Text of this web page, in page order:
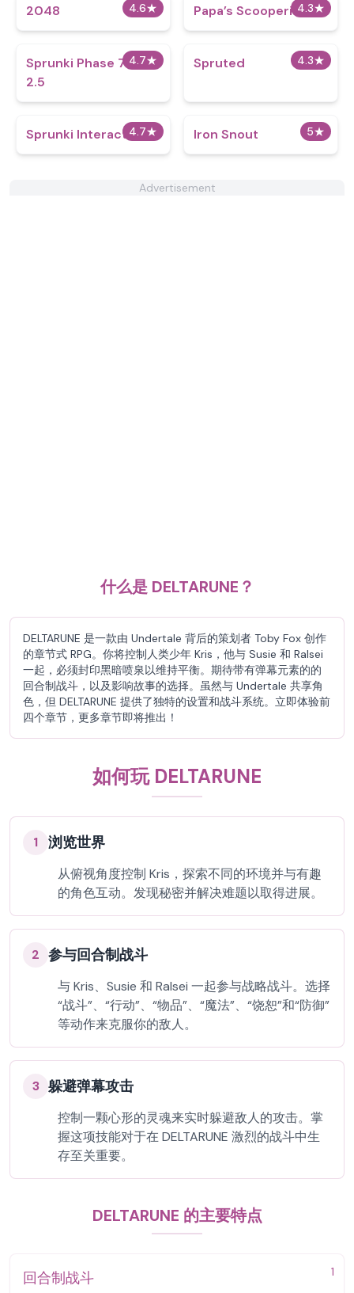
4.6★
2048 4.3★
​Papa’s Scooperia
4.7★
Sprunki Phase 777
2.5
4.3★
Spruted
4.7★
Sprunki Interactive 5★
Iron Snout
Advertisement
什么是 DELTARUNE？
DELTARUNE 是一款由 Undertale 背后的策划者 Toby Fox 创作
的章节式 RPG。你将控制人类少年 Kris，他与 Susie 和 Ralsei
一起，必须封印黑暗喷泉以维持平衡。期待带有弹幕元素的的
回合制战斗，以及影响故事的选择。虽然与 Undertale 共享角
色，但 DELTARUNE 提供了独特的设置和战斗系统。立即体验前
四个章节，更多章节即将推出！
如何玩 DELTARUNE
1 浏览世界
从俯视角度控制 Kris，探索不同的环境并与有趣
的角色互动。发现秘密并解决难题以取得进展。
2 参与回合制战斗
与 Kris、Susie 和 Ralsei 一起参与战略战斗。选择
“战斗”、“行动”、“物品”、“魔法”、“饶恕”和“防御”
等动作来克服你的敌人。
3 躲避弹幕攻击
控制一颗心形的灵魂来实时躲避敌人的攻击。掌
握这项技能对于在 DELTARUNE 激烈的战斗中生
存至关重要。
DELTARUNE 的主要特点
1
回合制战斗